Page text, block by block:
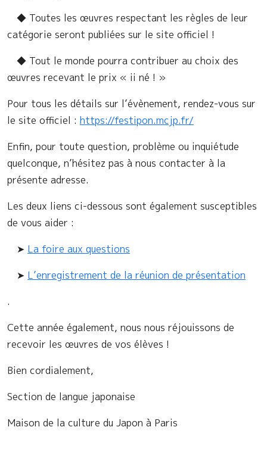
◆ Toutes les œuvres respectant les règles de leur
catégorie seront publiées sur le site officiel !
◆ Tout le monde pourra contribuer au choix des
œuvres recevant le prix « ii né ! »
Pour tous les détails sur l’évènement, rendez-vous sur
le site officiel : https://festipon.mcjp.fr/
Enfin, pour toute question, problème ou inquiétude
quelconque, n’hésitez pas à nous contacter à la
présente adresse.
Les deux liens ci-dessous sont également susceptibles
de vous aider :
➤ La foire aux questions
➤ L’enregistrement de la réunion de présentation
.
Cette année également, nous nous réjouissons de
recevoir les œuvres de vos élèves !
Bien cordialement,
Section de langue japonaise
Maison de la culture du Japon à Paris